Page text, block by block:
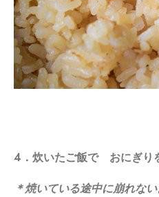
4．炊いたご飯で おにぎり
＊焼いている途中に崩れな